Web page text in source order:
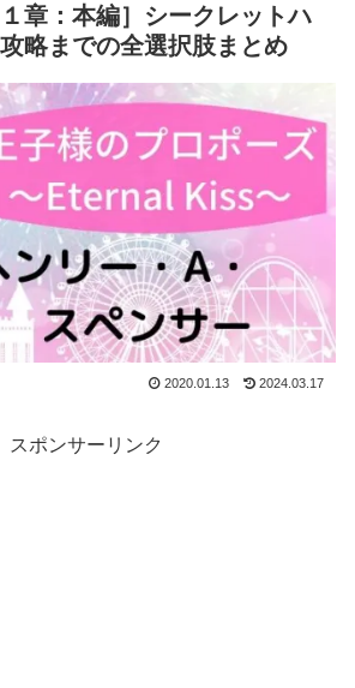
章：本編］シークレットハ
略までの全選択肢まとめ
2020.01.13 2024.03.17
スポンサーリンク